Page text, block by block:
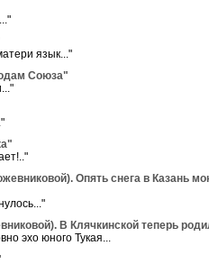
язык..."
Союза"
Опять снега в Казань
В Клячкинской теперь
эхо юного Тукая...